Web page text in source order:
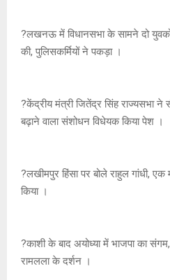
p
p
o
k
e
k
?लखनऊ में विधानसभा के सामने दो
की, पुलिसकर्मियों ने पकड़ा ।
?केंद्रीय मंत्री जितेंद्र सिंह राज्यसभा ने
बढ़ाने वाला संशोधन विधेयक किया पेश ।
?लखीमपुर हिंसा पर बोले राहुल गांधी,
किया ।
?काशी के बाद अयोध्या में भाजपा का
रामलला के दर्शन ।